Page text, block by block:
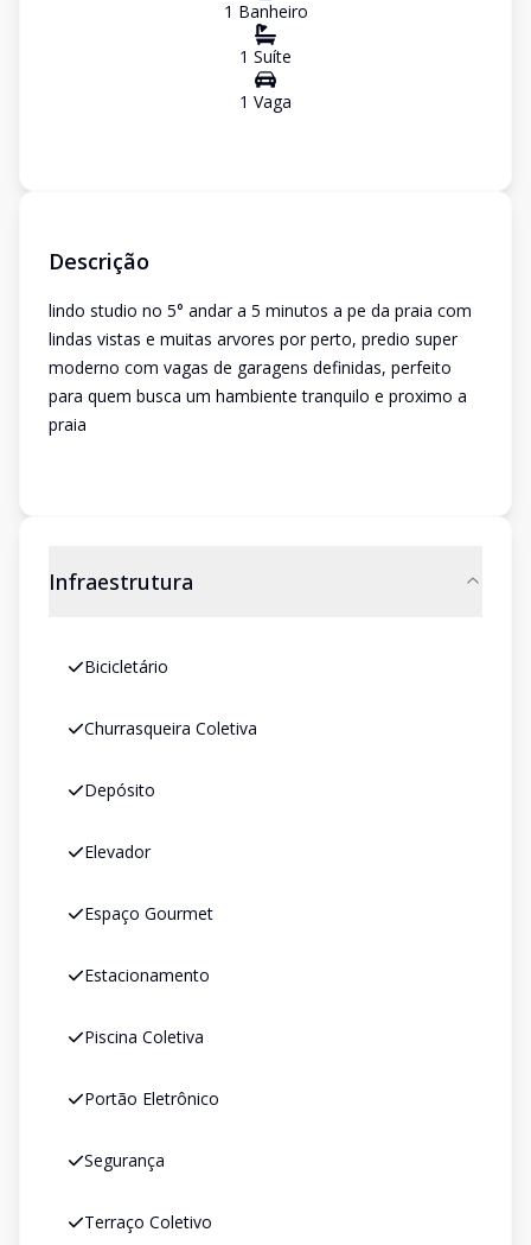
1 Banheiro
1 Suíte
1 Vaga
Descrição
lindo studio no 5° andar a 5 minutos a pe da praia com
lindas vistas e muitas arvores por perto, predio super
moderno com vagas de garagens definidas, perfeito
para quem busca um hambiente tranquilo e proximo a
praia
Infraestrutura
Bicicletário
Churrasqueira Coletiva
Depósito
Elevador
Espaço Gourmet
Estacionamento
Piscina Coletiva
Portão Eletrônico
Segurança
Terraço Coletivo